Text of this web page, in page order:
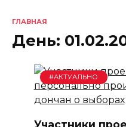
ГЛАВНАЯ
День:
#АКТУАЛЬНО
Участники